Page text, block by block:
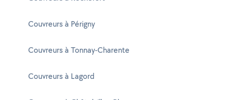
Couvreurs à Périgny
Couvreurs à Tonnay-Charente
Couvreurs à Lagord